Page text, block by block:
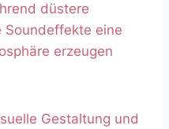
düstere
Soundeffekte eine
erzeugen
Gestaltung und